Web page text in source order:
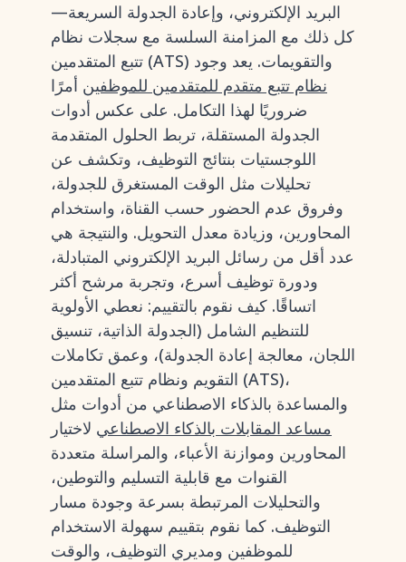
البريد الإلكتروني، وإعادة الجدولة السريعة—
كل ذلك مع المزامنة السلسة مع سجلات نظام
تتبع المتقدمين (ATS) والتقويمات. يعد وجود
نظام تتبع متقدم للمتقدمين للموظفين أمرًا
ضروريًا لهذا التكامل. على عكس أدوات
الجدولة المستقلة، تربط الحلول المتقدمة
اللوجستيات بنتائج التوظيف، وتكشف عن
تحليلات مثل الوقت المستغرق للجدولة،
وفروق عدم الحضور حسب القناة، واستخدام
المحاورين، وزيادة معدل التحويل. والنتيجة هي
عدد أقل من رسائل البريد الإلكتروني المتبادلة،
ودورة توظيف أسرع، وتجربة مرشح أكثر
اتساقًا. كيف نقوم بالتقييم: نعطي الأولوية
للتنظيم الشامل (الجدولة الذاتية، تنسيق
اللجان، معالجة إعادة الجدولة)، وعمق تكاملات
التقويم ونظام تتبع المتقدمين (ATS)،
والمساعدة بالذكاء الاصطناعي من أدوات مثل
مساعد المقابلات بالذكاء الاصطناعي لاختيار
المحاورين وموازنة الأعباء، والمراسلة متعددة
القنوات مع قابلية التسليم والتوطين،
والتحليلات المرتبطة بسرعة وجودة مسار
التوظيف. كما نقوم بتقييم سهولة الاستخدام
للموظفين ومديري التوظيف، والوقت